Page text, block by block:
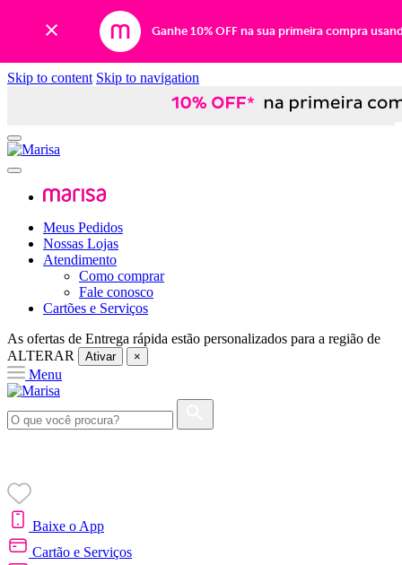
Ganhe 10% OFF na sua primeira compra
Skip to content Skip to navigation
Meus Pedidos
Nossas Lojas
Atendimento
Como comprar
Fale conosco
Cartões e Serviços
As ofertas de Entrega rápida estão personalizados para a região de
ALTERAR
Ativar ×
Menu
Baixe o App
Cartão e Serviços